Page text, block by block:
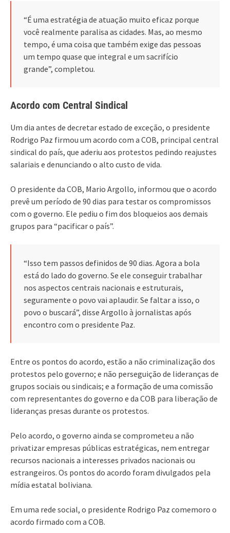
“É uma estratégia de atuação muito eficaz porque
você realmente paralisa as cidades. Mas, ao mesmo
tempo, é uma coisa que também exige das pessoas
um tempo quase que integral e um sacrifício
grande”, completou.
Acordo com Central Sindical
Um dia antes de decretar estado de exceção, o presidente
Rodrigo Paz firmou um acordo com a COB, principal central
sindical do país, que aderiu aos protestos pedindo reajustes
salariais e denunciando o alto custo de vida.
O presidente da COB, Mario Argollo, informou que o acordo
prevê um período de 90 dias para testar os compromissos
com o governo. Ele pediu o fim dos bloqueios aos demais
grupos para “pacificar o país”.
“Isso tem passos definidos de 90 dias. Agora a bola
está do lado do governo. Se ele conseguir trabalhar
nos aspectos centrais nacionais e estruturais,
seguramente o povo vai aplaudir. Se faltar a isso, o
povo o buscará”, disse Argollo à jornalistas após
encontro com o presidente Paz.
Entre os pontos do acordo, estão a não criminalização dos
protestos pelo governo; e não perseguição de lideranças de
grupos sociais ou sindicais; e a formação de uma comissão
com representantes do governo e da COB para liberação de
lideranças presas durante os protestos.
Pelo acordo, o governo ainda se comprometeu a não
privatizar empresas públicas estratégicas, nem entregar
recursos nacionais a interesses privados nacionais ou
estrangeiros. Os pontos do acordo foram divulgados pela
mídia estatal boliviana.
Em uma rede social, o presidente Rodrigo Paz comemoro o
acordo firmado com a COB.